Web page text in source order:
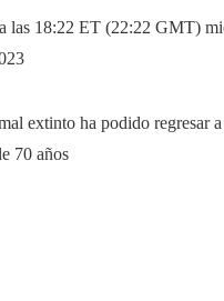
las 18:22 ET (22:22 GMT)